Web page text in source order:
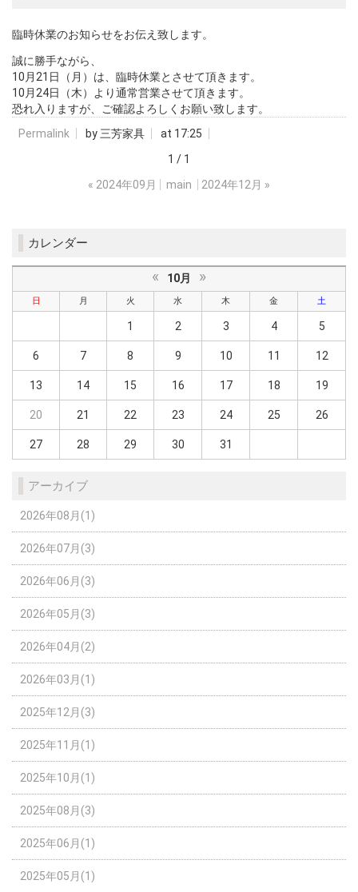
臨時休業のお知らせをお伝え致します。
誠に勝手ながら、
10月21日（月）は、臨時休業とさせて頂きます。
10月24日（木）より通常営業させて頂きます。
恐れ入りますが、ご確認よろしくお願い致します。
Permalink
by 三芳家具
at 17:25
1 / 1
« 2024年09月 main 2024年12月 »
カレンダー
« 10月 »
日 月 火 水 木 金 土
1 2 3 4 5
6 7 8 9 10 11 12
13 14 15 16 17 18 19
20 21 22 23 24 25 26
27 28 29 30 31
アーカイブ
2026年08月(1)
2026年07月(3)
2026年06月(3)
2026年05月(3)
2026年04月(2)
2026年03月(1)
2025年12月(3)
2025年11月(1)
2025年10月(1)
2025年08月(3)
2025年06月(1)
2025年05月(1)